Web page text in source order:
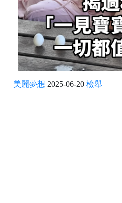
美麗夢想 2025-06-20 檢舉